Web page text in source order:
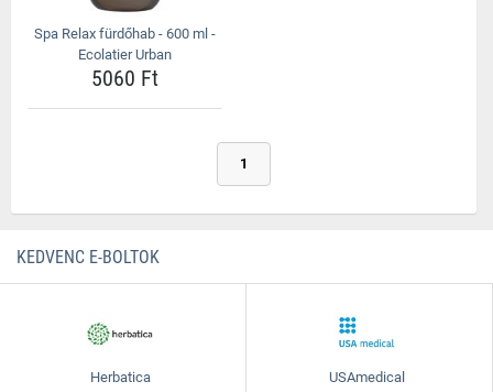
Spa Relax fürdőhab - 600 ml -
Ecolatier Urban
5060 Ft
1
KEDVENC E-BOLTOK
Herbatica USAmedical